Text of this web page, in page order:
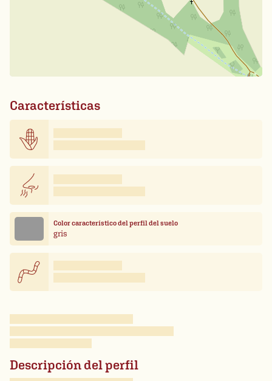
Características
Color característico del perfil del suelo
gris
Descripción del perfil